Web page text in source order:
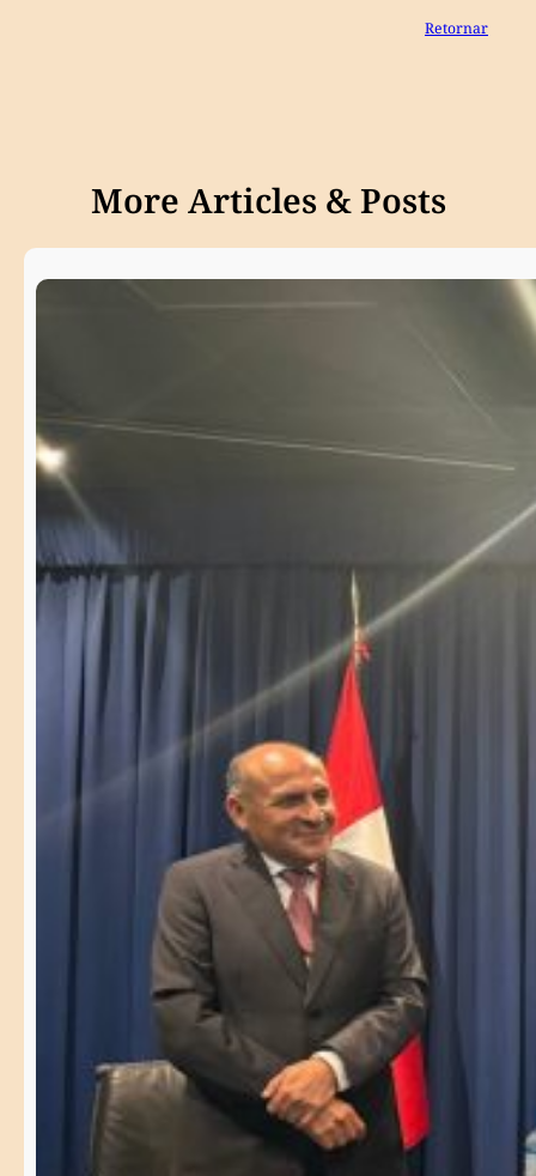
Retornar
More Articles & Posts